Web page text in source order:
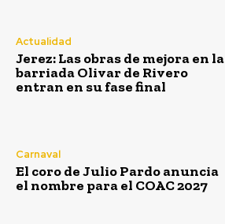
Actualidad
Jerez: Las obras de mejora en la
barriada Olivar de Rivero
entran en su fase final
Carnaval
El coro de Julio Pardo anuncia
el nombre para el COAC 2027